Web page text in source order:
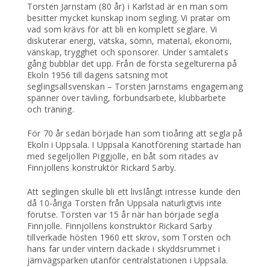
Torsten Jarnstam (80 år) i Karlstad är en man som
besitter mycket kunskap inom segling. Vi pratar om
vad som krävs för att bli en komplett seglare. Vi
diskuterar energi, vätska, sömn, material, ekonomi,
vänskap, trygghet och sponsorer. Under samtalets
gång bubblar det upp. Från de första segelturerna på
Ekoln 1956 till dagens satsning mot
seglingsallsvenskan – Torsten Jarnstams engagemang
spänner över tävling, förbundsarbete, klubbarbete
och träning.
För 70 år sedan började han som tioåring att segla på
Ekoln i Uppsala. I Uppsala Kanotförening startade han
med segeljollen Piggjolle, en båt som ritades av
Finnjollens konstruktör Rickard Sarby.
Att seglingen skulle bli ett livslångt intresse kunde den
då 10-åriga Torsten från Uppsala naturligtvis inte
förutse. Torsten var 15 år när han började segla
Finnjolle. Finnjollens konstruktör Rickard Sarby
tillverkade hösten 1960 ett skrov, som Torsten och
hans far under vintern däckade i skyddsrummet i
järnvägsparken utanför centralstationen i Uppsala.